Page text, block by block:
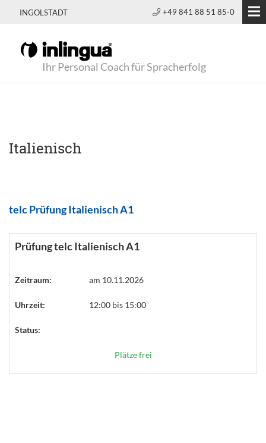
INGOLSTADT +49 841 88 51 85-0
Ihr Personal Coach für Spracherfolg
Italienisch
telc Prüfung Italienisch A1
Prüfung telc Italienisch A1
Zeitraum: am 10.11.2026
Uhrzeit: 12:00 bis 15:00
Status:
Plätze frei